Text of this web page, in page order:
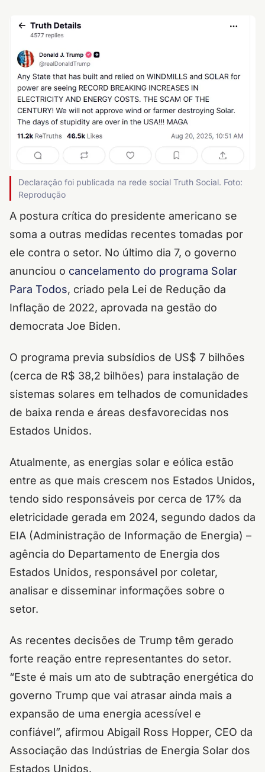
Declaração foi publicada na rede social Truth Social. Foto:
Reprodução
A postura crítica do presidente americano se
soma a outras medidas recentes tomadas por
ele contra o setor. No último dia 7, o governo
anunciou o cancelamento do programa Solar
Para Todos, criado pela Lei de Redução da
Inflação de 2022, aprovada na gestão do
democrata Joe Biden.
O programa previa subsídios de US$ 7 bilhões
(cerca de R$ 38,2 bilhões) para instalação de
sistemas solares em telhados de comunidades
de baixa renda e áreas desfavorecidas nos
Estados Unidos.
Atualmente, as energias solar e eólica estão
entre as que mais crescem nos Estados Unidos,
tendo sido responsáveis por cerca de 17% da
eletricidade gerada em 2024, segundo dados da
EIA (Administração de Informação de Energia) –
agência do Departamento de Energia dos
Estados Unidos, responsável por coletar,
analisar e disseminar informações sobre o
setor.
As recentes decisões de Trump têm gerado
forte reação entre representantes do setor.
“Este é mais um ato de subtração energética do
governo Trump que vai atrasar ainda mais a
expansão de uma energia acessível e
confiável”, afirmou Abigail Ross Hopper, CEO da
Associação das Indústrias de Energia Solar dos
Estados Unidos.